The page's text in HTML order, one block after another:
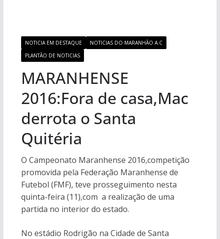
NOTICIA EM DESTAQUE
NOTICIAS DO MARANHÃO A.C
PLANTÃO DE NOTICIAS
MARANHENSE
2016:Fora de casa,Mac
derrota o Santa
Quitéria
O Campeonato Maranhense 2016,competição
promovida pela Federação Maranhense de
Futebol (FMF), teve prosseguimento nesta
quinta-feira (11),com a realização de uma
partida no interior do estado.
No estádio Rodrigão na Cidade de Santa